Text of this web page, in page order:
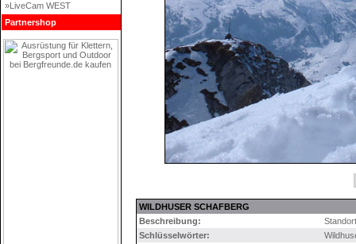
»LiveCam WEST
Partnershop
WILDHUSER SCHAFBERG
Beschreibung:
Schlüsselwörter: